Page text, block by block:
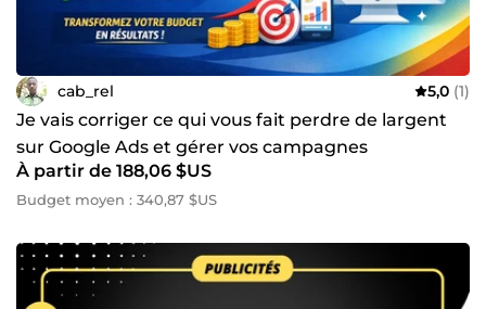
cab_rel 5,0 (1)
Je vais corriger ce qui vous fait perdre de largent
sur Google Ads et gérer vos campagnes
À partir de 188,06 $US
Budget moyen : 340,87 $US